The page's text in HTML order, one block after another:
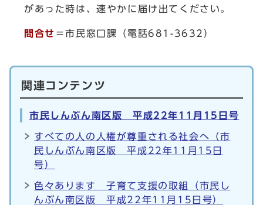
があった時は、速やかに届け出てください。
問合せ ＝市民窓口課（電話681-3632）
関連コンテンツ
市民しんぶん南区版 平成22年11月15日号
すべての人の人権が尊重される社会へ（市
民しんぶん南区版 平成22年11月15日
号）
色々あります 子育て支援の取組（市民し
んぶん南区版 平成22年11月15日号）